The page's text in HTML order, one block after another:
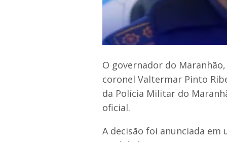
O governador do
coronel Valtermar Pinto
da Polícia Militar do
oficial.
A decisão foi anunciada em